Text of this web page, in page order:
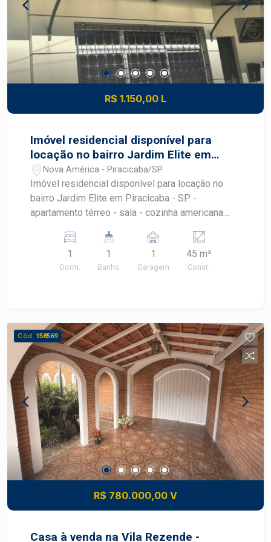
R$ 1.150,00 L
Imóvel residencial disponível para
locação no bairro Jardim Elite em
Piracicaba - SP
Nova América - Piracicaba/SP
Imóvel residencial disponível para locação no
bairro Jardim Elite em Piracicaba - SP -
apartamento térreo - sala - cozinha americana
banheiro com gabinete e box blindex - 1 quarto -
1 vaga coberta Agende sua visita !
1
Dorm.
1
Banho
1
Garagem
45 m²
Const.
Cód. 158569
R$ 780.000,00 V
Casa à venda na Vila Rezende -